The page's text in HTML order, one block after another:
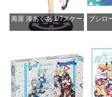
壽屋 湊あくあ 1/7スケール PVC
ブシロ